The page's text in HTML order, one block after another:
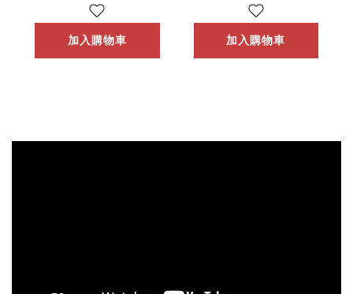
加入購物車 加入購物車